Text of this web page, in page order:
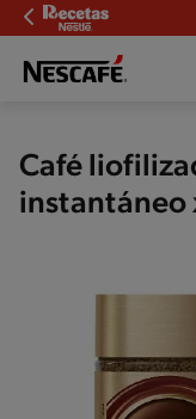
Café
instantáneo